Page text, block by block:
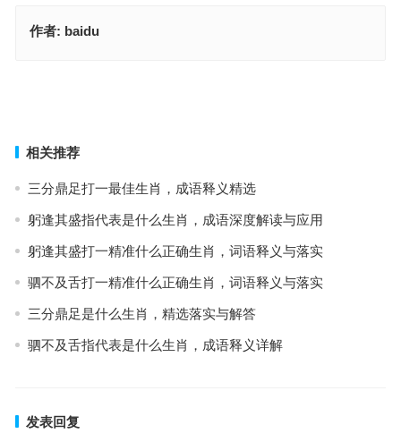
作者: baidu
相关推荐
三分鼎足打一最佳生肖，成语释义精选
躬逢其盛指代表是什么生肖，成语深度解读与应用
躬逢其盛打一精准什么正确生肖，词语释义与落实
驷不及舌打一精准什么正确生肖，词语释义与落实
三分鼎足是什么生肖，精选落实与解答
驷不及舌指代表是什么生肖，成语释义详解
发表回复